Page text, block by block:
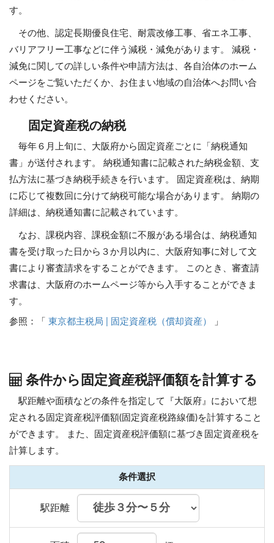
す。
その他、認定長期優良住宅、耐震改修工事、省エネ工事、
バリアフリー工事などに伴う減税・減免があります。 減税・
減免に関しての詳しい条件や申請方法は、各自治体のホーム
ページをご覧いただくか、お住まい地域の自治体へお問い合
わせください。
固定資産税の納税
毎年６月上旬に、大阪府から固定資産ごとに「納税通知
書」が送付されます。 納税通知書に記載された納税金額、支
払方法に基づき納税手続きを行います。 固定資産税は、納期
に応じて複数回に分けて納税可能な場合があります。 納期の
詳細は、納税通知書に記載されています。
なお、課税内容、課税金額に不服がある場合は、納税通知
書を受け取った日から３か月以内に、大阪府知事に対して文
書により審査請求をすることができます。 このとき、審査請
求書は、大阪府のホームページ等から入手することができま
す。
参照：「 東京都主税局 | 固定資産税（償却資産） 」
条件から固定資産税評価額を計算する
駅距離や面積などの条件を指定して『大阪府』において想
定される固定資産税評価額(固定資産税路線価)を計算すること
ができます。
また、固定資産税評価額に基づき固定資産税を
計算します。
条件選択
駅距離